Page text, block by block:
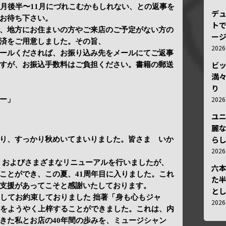
後半〜11月にづれこむかもしれない、との返事を
待ち下さい。
地方にお住まいの方やご来店のご予定がない方の
をご用意しました。その旨、
ルくだされば、お振り込み先をメールにてご返事
が、お振込手数料はご負担ください。書籍の郵送
」
、すっかり秋めいてまいりました。皆さま いか
よびさまざまなリニューアルを行いましたが、
とができ、この夏、41周年目に入りました。これ
援があってこそと感謝いたしております。
てお約束しておりました 拙著「身も心もジャ
ようやく上梓することができました。これは、内
た私とお店の40年間の歩みを、ミュージシャン
デ
ト
ージ
ビ
満
り
ユ
麗
ら
六
た
と